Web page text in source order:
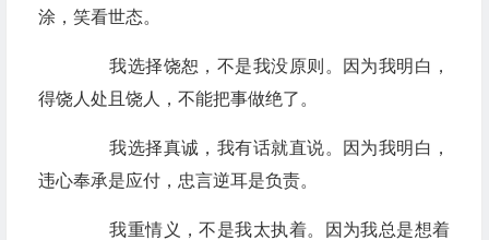
涂，笑看世态。
我选择饶恕，不是我没原则。因为我明白，
得饶人处且饶人，不能把事做绝了。
我选择真诚，我有话就直说。因为我明白，
违心奉承是应付，忠言逆耳是负责。
我重情义，不是我太执着。因为我总是想着